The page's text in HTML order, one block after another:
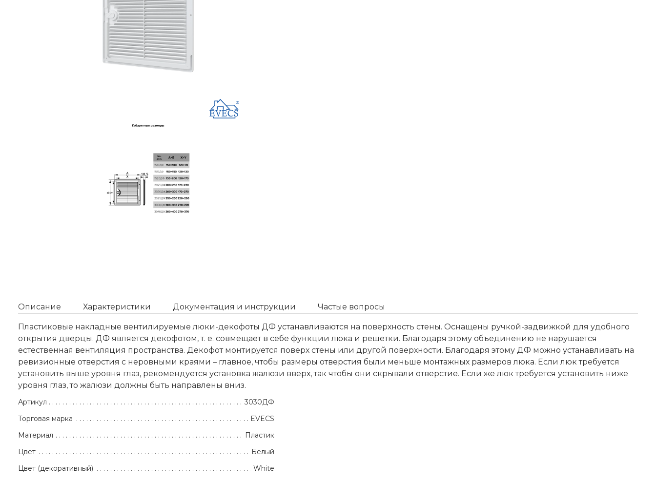
Описание Характеристики Документация и инструкции Частые вопросы
Пластиковые накладные вентилируемые люки-декофоты ДФ устанавливаются на поверхность стены. Оснащены ручкой-задвижкой для удобного
открытия дверцы. ДФ является декофотом, т. е. совмещает в себе функции люка и решетки. Благодаря этому объединению не нарушается
естественная вентиляция пространства. Декофот монтируется поверх стены или другой поверхности. Благодаря этому ДФ можно устанавливать на
ревизионные отверстия с неровными краями – главное, чтобы размеры отверстия были меньше монтажных размеров люка. Если люк требуется
установить выше уровня глаз, рекомендуется установка жалюзи вверх, так чтобы они скрывали отверстие. Если же люк требуется установить ниже
уровня глаз, то жалюзи должны быть направлены вниз.
Артикул
3030ДФ
Торговая марка
EVECS
Материал
Пластик
Цвет
Белый
Цвет (декоративный)
White